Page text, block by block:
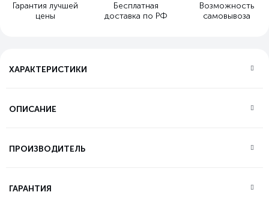
Гарантия лучшей
цены
Бесплатная
доставка по РФ
Возможность
самовывоза
ХАРАКТЕРИСТИКИ
ОПИСАНИЕ
ПРОИЗВОДИТЕЛЬ
ГАРАНТИЯ